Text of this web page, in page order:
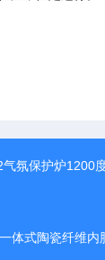
氛保护炉1200度氮
式陶瓷纤维内胆马